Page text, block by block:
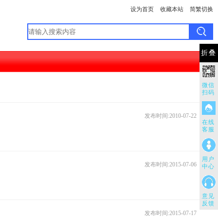
折叠
微信
扫码
在线
客服
用户
中心
意见
反馈
设为首页 收藏本站 简繁切换
发布时间:2010-07-22
发布时间:2015-07-06
发布时间:2015-07-17